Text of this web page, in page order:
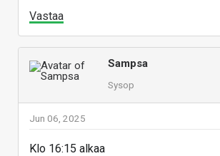
Vastaa
Sampsa
Sysop
Jun 06, 2025
Klo 16:15 alkaa